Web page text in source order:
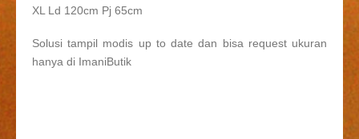
XL Ld 120cm Pj 65cm
Solusi tampil modis up to date dan bisa request ukuran
hanya di ImaniButik